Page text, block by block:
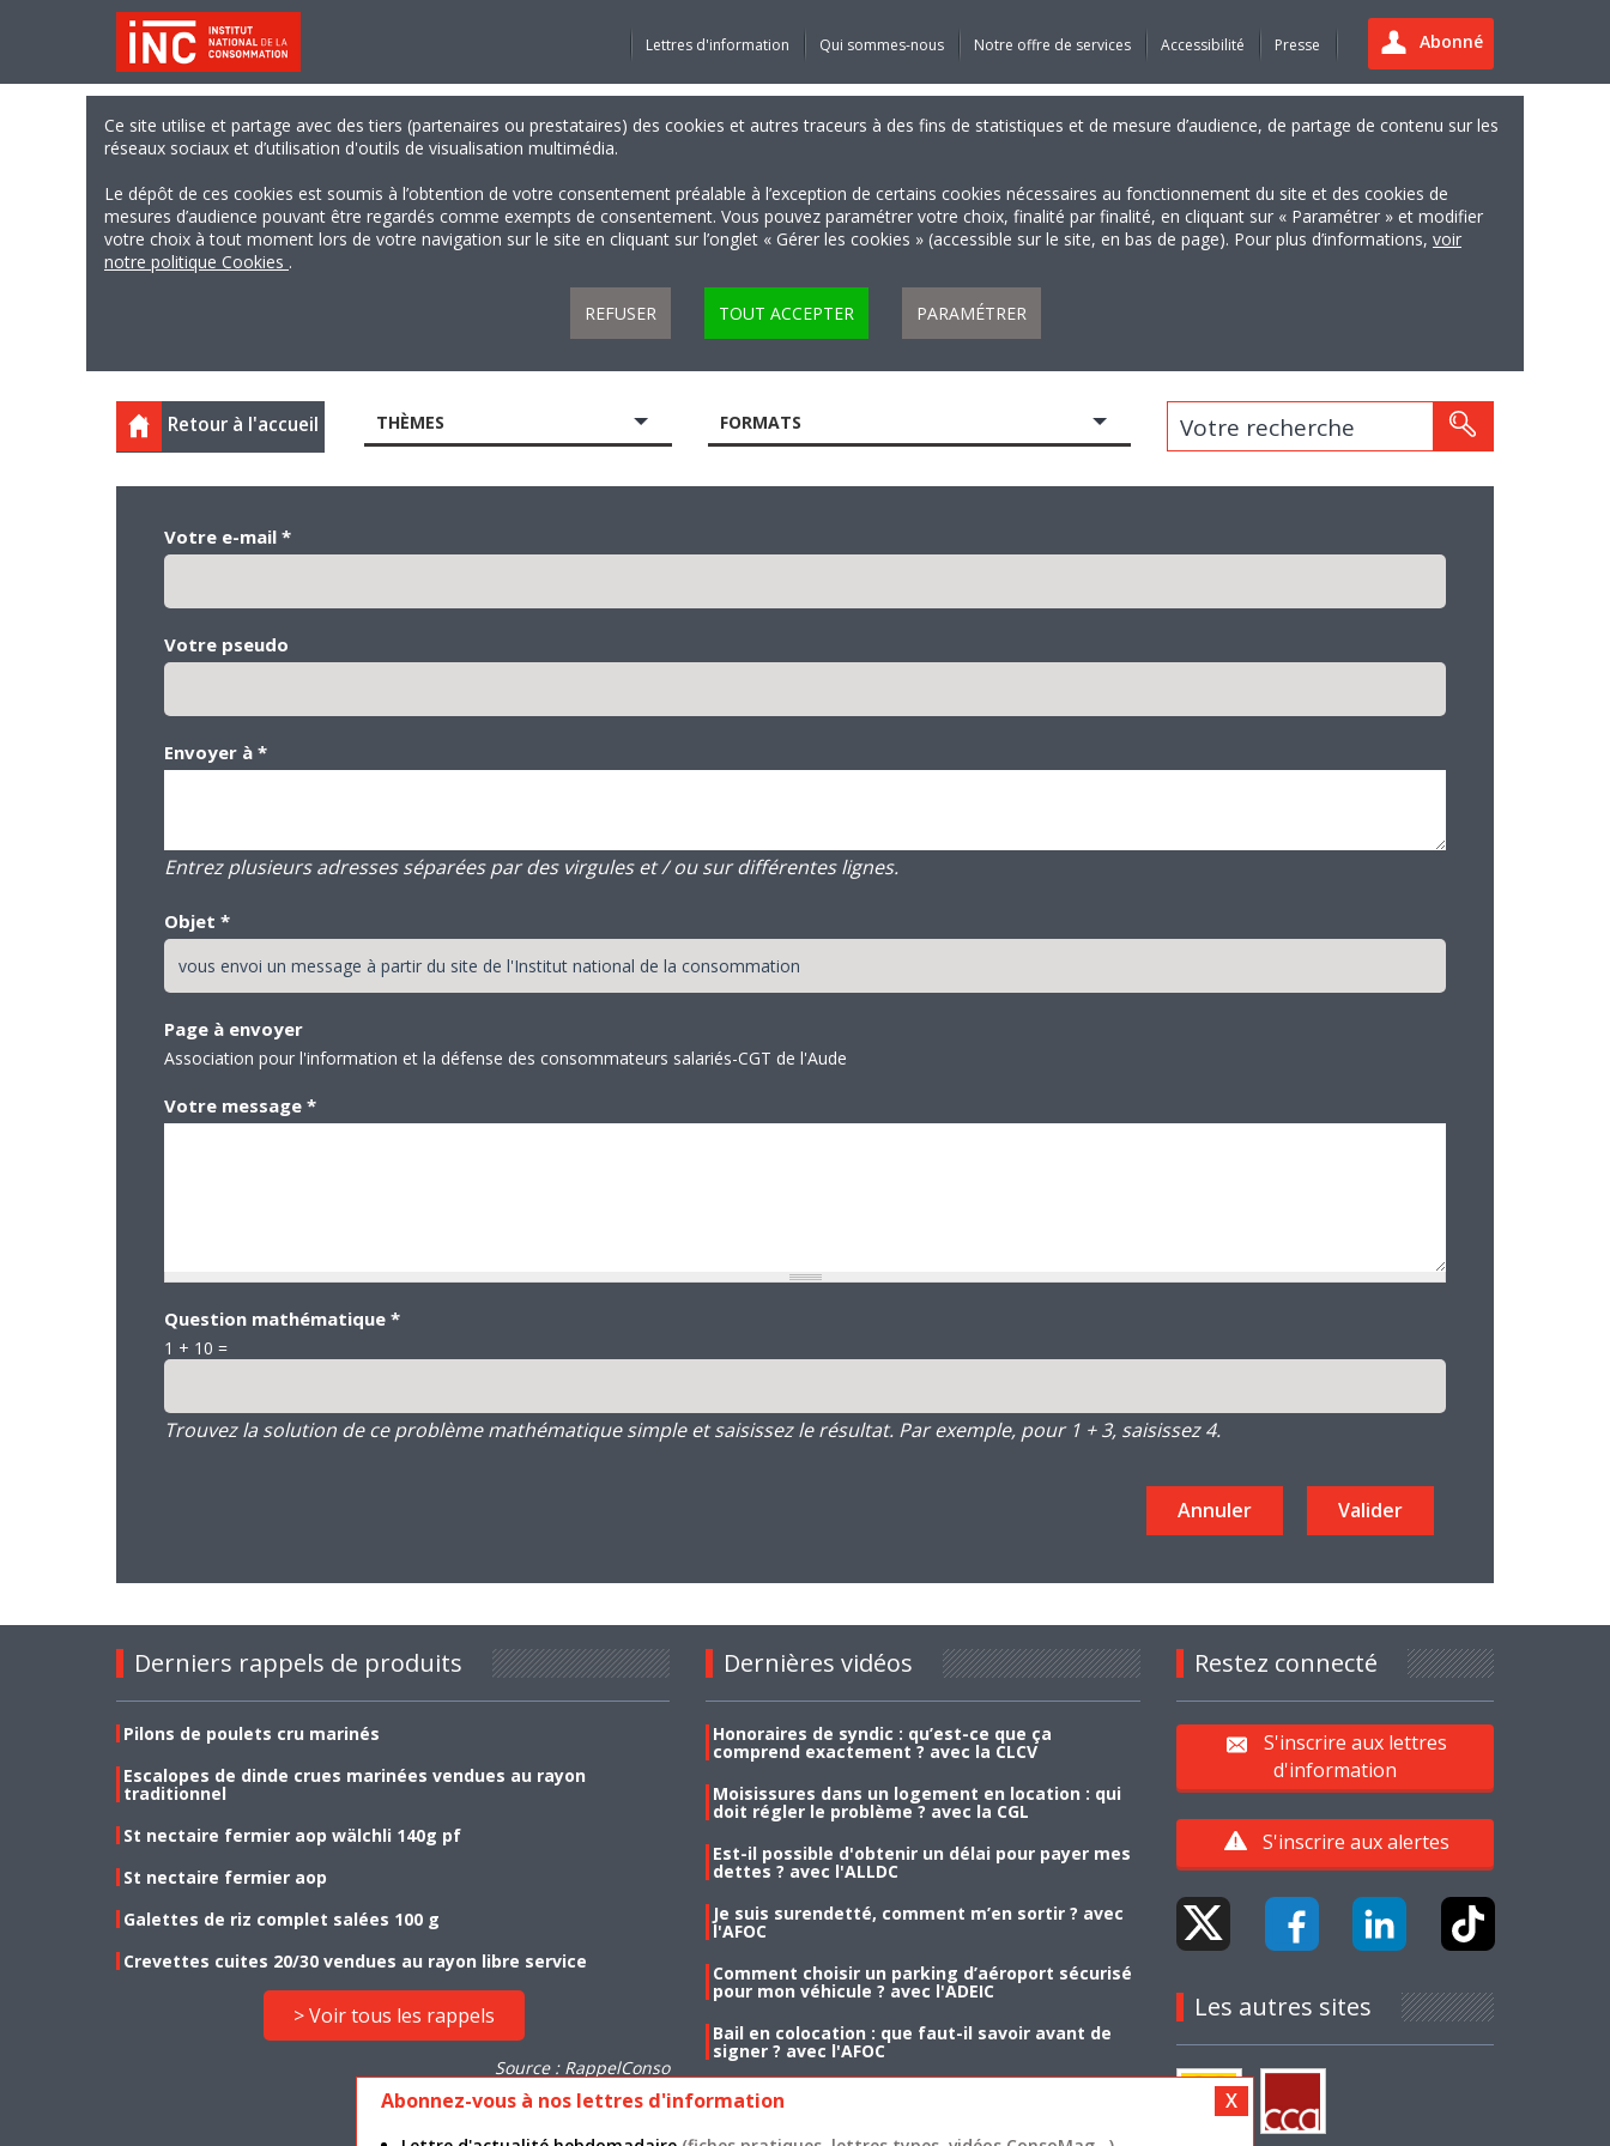
Abonné
Lettres d'information Qui sommes-nous Notre offre de services Accessibilité Presse
Ce site utilise et partage avec des tiers (partenaires ou prestataires) des cookies et autres traceurs à des fins de statistiques et de mesure d’audience, de partage de contenu sur les
réseaux sociaux et d’utilisation d'outils de visualisation multimédia.
Le dépôt de ces cookies est soumis à l’obtention de votre consentement préalable à l’exception de certains cookies nécessaires au fonctionnement du site et des cookies de
mesures d’audience pouvant être regardés comme exempts de consentement. Vous pouvez paramétrer votre choix, finalité par finalité, en cliquant sur « Paramétrer » et modifier
votre choix à tout moment lors de votre navigation sur le site en cliquant sur l’onglet « Gérer les cookies » (accessible sur le site, en bas de page). Pour plus d’informations, voir
notre politique Cookies .
REFUSER TOUT ACCEPTER PARAMÉTRER
Retour à l'accueil THÈMES FORMATS Votre recherche
Votre e-mail *
Votre pseudo
Envoyer à *
Entrez plusieurs adresses séparées par des virgules et / ou sur différentes lignes.
Objet *
Page à envoyer
Association pour l'information et la défense des consommateurs salariés-CGT de l'Aude
Votre message *
Question mathématique *
1 + 10 =
Trouvez la solution de ce problème mathématique simple et saisissez le résultat. Par exemple, pour 1 + 3, saisissez 4.
Derniers rappels de produits
Pilons de poulets cru marinés
Escalopes de dinde crues marinées vendues au rayon
traditionnel
St nectaire fermier aop wälchli 140g pf
St nectaire fermier aop
Galettes de riz complet salées 100 g
Crevettes cuites 20/30 vendues au rayon libre service
> Voir tous les rappels
Source : RappelConso
Dernières vidéos
Honoraires de syndic : qu’est-ce que ça
comprend exactement ? avec la CLCV
Moisissures dans un logement en location : qui
doit régler le problème ? avec la CGL
Est-il possible d'obtenir un délai pour payer mes
dettes ? avec l'ALLDC
Je suis surendetté, comment m’en sortir ? avec
l'AFOC
Comment choisir un parking d’aéroport sécurisé
pour mon véhicule ? avec l'ADEIC
Bail en colocation : que faut-il savoir avant de
signer ? avec l'AFOC
Restez connecté
S'inscrire aux lettres
d'information
S'inscrire aux alertes
Les autres sites
Abonnez-vous à nos lettres d'information